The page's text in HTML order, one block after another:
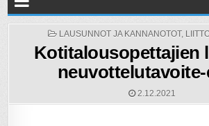
POSTED
LAUSUNNOT JA KANNANOTOT,
Kotitalousopettajien
2.12.2021